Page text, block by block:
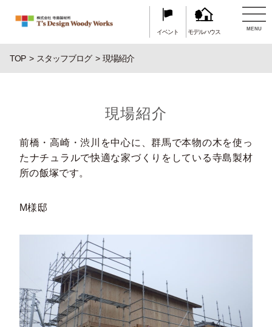
イベント モデルハウス MENU
TOP スタッフブログ 現場紹介
現場紹介
前橋・高崎・渋川を中心に、群馬で本物の木を使っ
たナチュラルで快適な家づくりをしている寺島製材
所の飯塚です。
M様邸